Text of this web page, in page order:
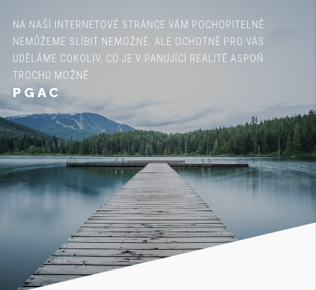
NA NAŠÍ INTERNETOVÉ STRÁNCE VÁM POCHOPITELNĚ
NEMŮŽEME SLÍBIT NEMOŽNÉ. ALE OCHOTNĚ PRO VÁS
UDĚLÁME COKOLIV, CO JE V PANUJÍCÍ REALITĚ ASPOŇ
TROCHU MOŽNÉ.
PGAC